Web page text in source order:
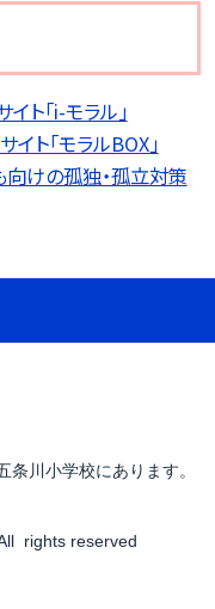
「i-モラル」
ト「モラルBOX」
けの孤独・孤立対策
川小学校にあります。
rights reserved